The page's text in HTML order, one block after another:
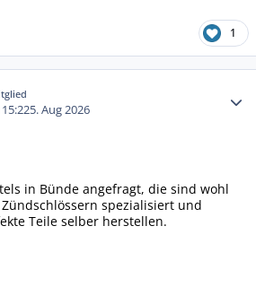
1
5. Aug 2026
in Bünde angefragt, die sind wohl
spezialisiert und
Teile selber herstellen.